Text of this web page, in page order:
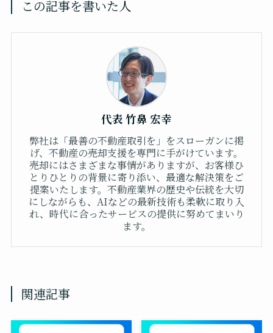
この記事を書いた人
代表 竹鼻 宏幸
弊社は「最善の不動産取引を」をスローガンに掲
げ、不動産の売却支援を専門に手がけています。
売却にはさまざまな事情がありますが、お客様ひ
とりひとりの背景に寄り添い、最適な解決策をご
提案いたします。不動産業界の歴史や伝統を大切
にしながらも、AIなどの最新技術も柔軟に取り入
れ、時代に合ったサービスの提供に努めてまいり
ます。
関連記事